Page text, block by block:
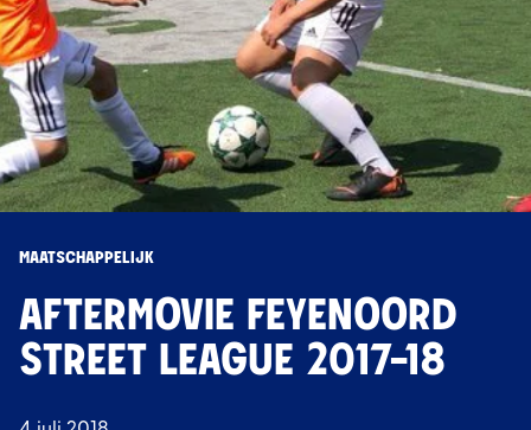
MAATSCHAPPELIJK
AFTERMOVIE FEYENOORD
STREET LEAGUE 2017-18